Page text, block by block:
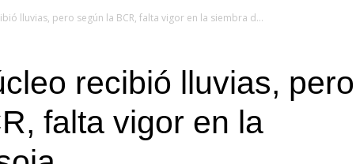
La región núcleo recibió lluvias, pero según la BCR, falta vigor en la siembra de soja
recibió lluvias, pero
falta vigor en la